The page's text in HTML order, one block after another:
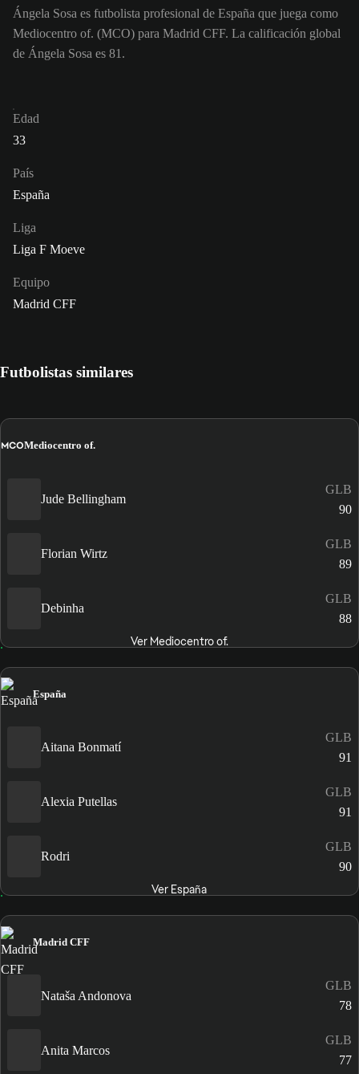
Ángela Sosa es futbolista profesional de España que juega como
Mediocentro of. (MCO) para Madrid CFF. La calificación global
de Ángela Sosa es 81.
Edad
33
País
España
Liga
Liga F Moeve
Equipo
Madrid CFF
Futbolistas similares
MCOMediocentro of.
Jude Bellingham
GLB
90
Florian Wirtz
GLB
89
Debinha
GLB
88
Ver Mediocentro of.
España
Aitana Bonmatí
GLB
91
Alexia Putellas
GLB
91
Rodri
GLB
90
Ver España
Madrid CFF
Nataša Andonova
GLB
78
Anita Marcos
GLB
77